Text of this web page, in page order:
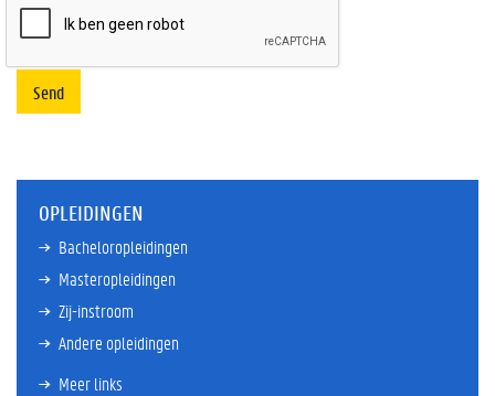
Send
OPLEIDINGEN
Bacheloropleidingen
Masteropleidingen
Zij-instroom
Andere opleidingen
Meer links